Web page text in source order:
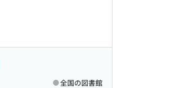
全国の図書館